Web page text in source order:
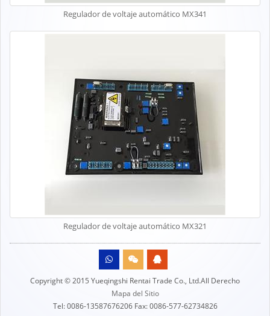
Regulador de voltaje automático MX341
Regulador de voltaje automático MX321
Copyright © 2015 Yueqingshi Rentai Trade Co., Ltd.All Derecho
Mapa del Sitio
Tel: 0086-13587676206 Fax: 0086-577-62734826